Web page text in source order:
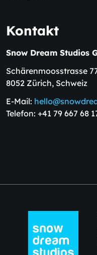
Kontakt
Snow Dream Studios
Schärenmoosstrasse
8052 Zürich, Schweiz
E-Mail:
Telefon: +41 79 667 68